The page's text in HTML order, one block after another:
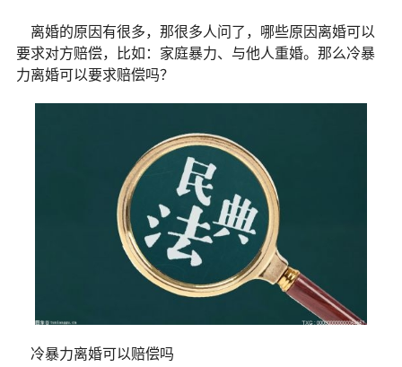
离婚的原因有很多，那很多人问了，哪些原因离婚可以
要求对方赔偿，比如：家庭暴力、与他人重婚。那么冷暴
力离婚可以要求赔偿吗？
冷暴力离婚可以赔偿吗